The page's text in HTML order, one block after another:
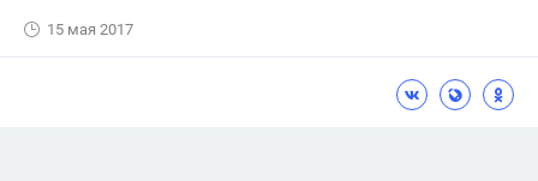
15 мая 2017